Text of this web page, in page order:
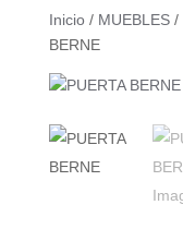
Inicio/ MUEBLES/
BERNE